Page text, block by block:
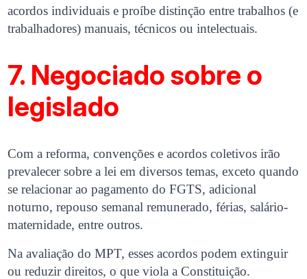
acordos individuais e proíbe distinção entre trabalhos (e
trabalhadores) manuais, técnicos ou intelectuais.
7. Negociado sobre o
legislado
Com a reforma, convenções e acordos coletivos irão
prevalecer sobre a lei em diversos temas, exceto quando
se relacionar ao pagamento do FGTS, adicional
noturno, repouso semanal remunerado, férias, salário-
maternidade, entre outros.
Na avaliação do MPT, esses acordos podem extinguir
ou reduzir direitos, o que viola a Constituição.